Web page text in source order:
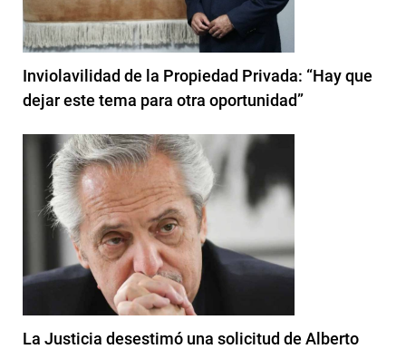
Inviolavilidad de la Propiedad Privada: “Hay que
dejar este tema para otra oportunidad”
La Justicia desestimó una solicitud de Alberto